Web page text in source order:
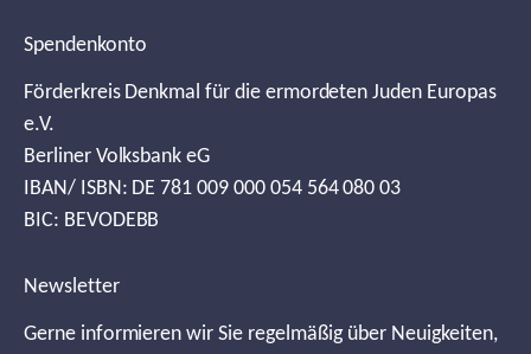
Spendenkonto
Förderkreis Denkmal für die ermordeten Juden Europas
e.V.
Berliner Volksbank eG
IBAN/ ISBN: DE 781 009 000 054 564 080 03
BIC: BEVODEBB
Newsletter
Gerne informieren wir Sie regelmäßig über Neuigkeiten,